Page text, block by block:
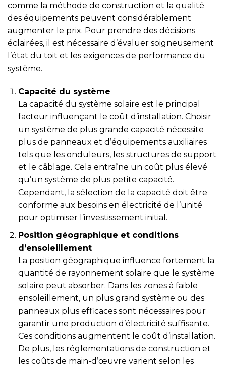
comme la méthode de construction et la qualité
des équipements peuvent considérablement
augmenter le prix. Pour prendre des décisions
éclairées, il est nécessaire d’évaluer soigneusement
l’état du toit et les exigences de performance du
système.
Capacité du système
La capacité du système solaire est le principal
facteur influençant le coût d’installation. Choisir
un système de plus grande capacité nécessite
plus de panneaux et d’équipements auxiliaires
tels que les onduleurs, les structures de support
et le câblage. Cela entraîne un coût plus élevé
qu’un système de plus petite capacité.
Cependant, la sélection de la capacité doit être
conforme aux besoins en électricité de l’unité
pour optimiser l’investissement initial.
Position géographique et conditions
d’ensoleillement
La position géographique influence fortement la
quantité de rayonnement solaire que le système
solaire peut absorber. Dans les zones à faible
ensoleillement, un plus grand système ou des
panneaux plus efficaces sont nécessaires pour
garantir une production d’électricité suffisante.
Ces conditions augmentent le coût d’installation.
De plus, les réglementations de construction et
les coûts de main-d’œuvre varient selon les